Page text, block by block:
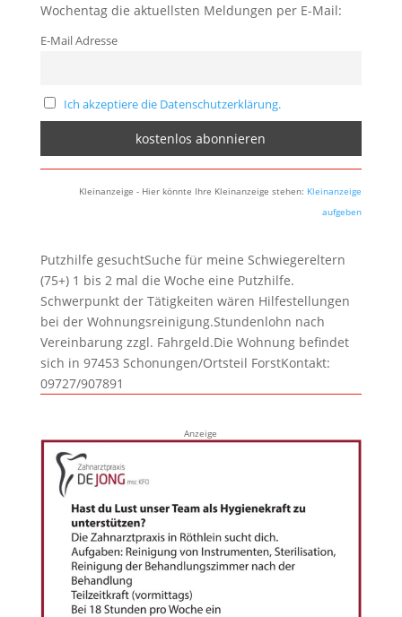
Wochentag die aktuellsten Meldungen per E-Mail:
E-Mail Adresse
Ich akzeptiere die Datenschutzerklärung.
Kleinanzeige - Hier könnte Ihre Kleinanzeige stehen: Kleinanzeige
aufgeben
Putzhilfe gesuchtSuche für meine Schwiegereltern
(75+) 1 bis 2 mal die Woche eine Putzhilfe.
Schwerpunkt der Tätigkeiten wären Hilfestellungen
bei der Wohnungsreinigung.Stundenlohn nach
Vereinbarung zzgl. Fahrgeld.Die Wohnung befindet
sich in 97453 Schonungen/Ortsteil ForstKontakt:
09727/907891
Anzeige